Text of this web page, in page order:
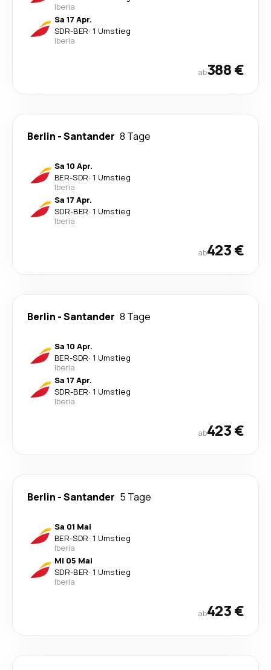
Iberia
Sa 17 Apr.
SDR-BER· 1 Umstieg
Iberia
ab388 €
Berlin -Santander 8 Tage
Sa 10 Apr.
BER-SDR· 1 Umstieg
Iberia
Sa 17 Apr.
SDR-BER· 1 Umstieg
Iberia
ab423 €
Berlin -Santander 8 Tage
Sa 10 Apr.
BER-SDR· 1 Umstieg
Iberia
Sa 17 Apr.
SDR-BER· 1 Umstieg
Iberia
ab423 €
Berlin -Santander 5 Tage
Sa 01 Mai
BER-SDR· 1 Umstieg
Iberia
Mi 05 Mai
SDR-BER· 1 Umstieg
Iberia
ab423 €